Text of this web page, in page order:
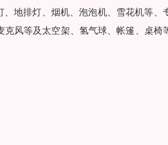
地排灯、烟机、泡泡机、雪花机等、
风等及太空架、氢气球、帐篷、桌椅